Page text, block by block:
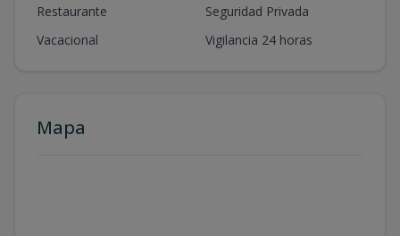
Restaurante
Seguridad Privada
Vacacional
Vigilancia 24 horas
Mapa